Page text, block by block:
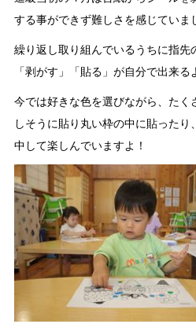
する事ができず難しさを感じていま
繰り返し取り組んでいるうちに指先
「剥がす」「貼る」が自分で出来る
今では好きな色を選びながら、たく
しそうに貼り丸い枠の中に貼った
中して楽しんでいますよ！